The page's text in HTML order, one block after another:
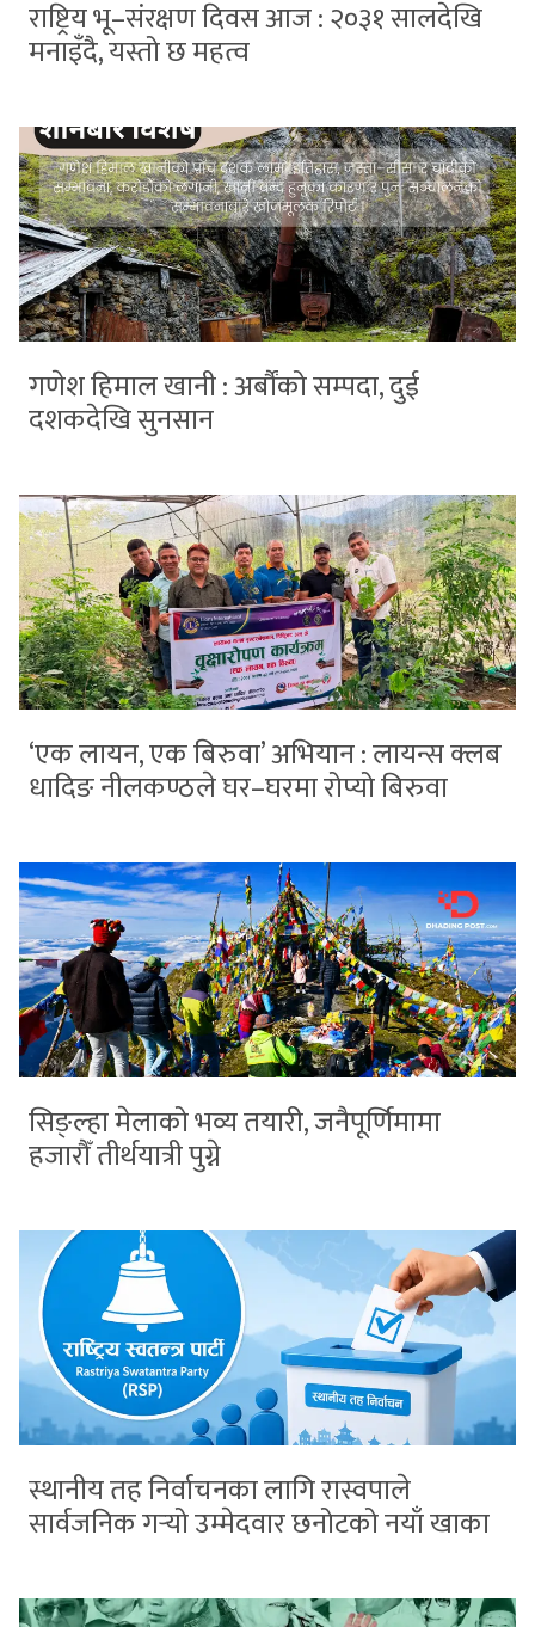
राष्ट्रिय भू–संरक्षण दिवस आज : २०३१ सालदेखि
मनाइँदै, यस्तो छ महत्व
गणेश हिमाल खानी : अर्बौंको सम्पदा, दुई
दशकदेखि सुनसान
‘एक लायन, एक बिरुवा’ अभियान : लायन्स क्लब
धादिङ नीलकण्ठले घर–घरमा रोप्यो बिरुवा
सिङ्ल्हा मेलाको भव्य तयारी, जनैपूर्णिमामा
हजारौँ तीर्थयात्री पुग्ने
स्थानीय तह निर्वाचनका लागि रास्वपाले
सार्वजनिक गर्‍यो उम्मेदवार छनोटको नयाँ खाका